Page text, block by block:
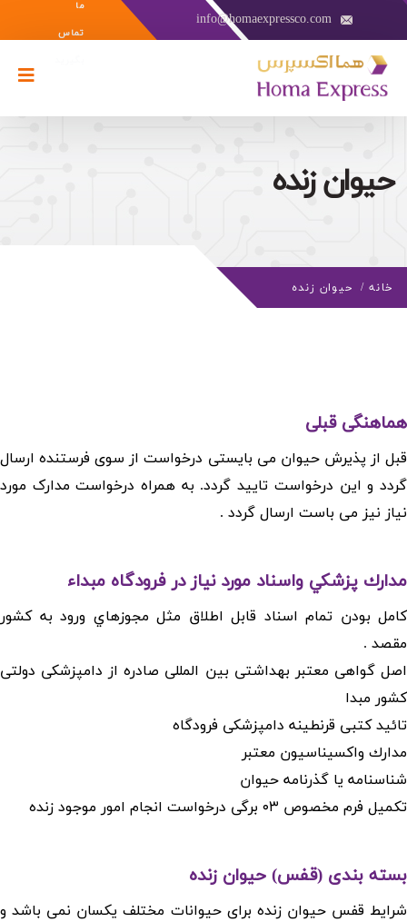
info@homaexpressco.com
ما
تماس
حیوان زنده
خانه / حیوان زنده
هماهنگی قبلی
قبل از پذیرش حیوان می بایستی درخواست از سوی فرستنده ارسال
گردد و این درخواست تایید گردد. به همراه درخواست مدارک مورد
نیاز نیز می باست ارسال گردد .
مدارك پزشكي واسناد مورد نياز در فرودگاه مبداء
كامل بودن تمام اسناد قابل اطلاق مثل مجوزهاي ورود به كشور
مقصد .
اصل گواهی معتبر بهداشتی بین المللی صادره از دامپزشکی دولتی
کشور مبدا
تائید کتبی قرنطینه دامپزشکی فرودگاه
مدارك واكسيناسيون معتبر
شناسنامه یا گذرنامه حیوان
تکمیل فرم مخصوص ۰۳ برگی درخواست انجام امور موجود زنده
بسته بندی (قفس) حیوان زنده
شرایط قفس حیوان زنده برای حیوانات مختلف یکسان نمی باشد و